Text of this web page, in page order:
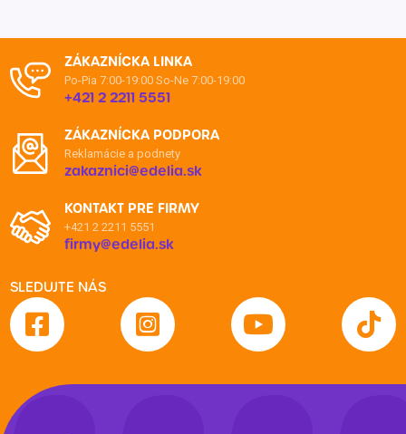
ZÁKAZNÍCKA LINKA
Po-Pia 7:00-19:00 So-Ne 7:00-19:00
+421 2 2211 5551
ZÁKAZNÍCKA PODPORA
Reklamácie a podnety
zakaznici@edelia.sk
KONTAKT PRE FIRMY
+421 2 2211 5551
firmy@edelia.sk
SLEDUJTE NÁS